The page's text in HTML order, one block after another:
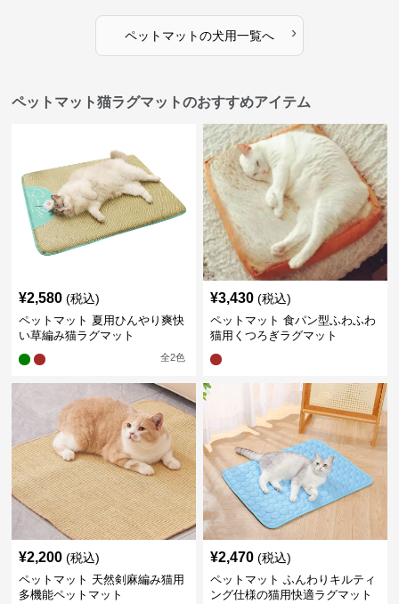
ペットマットの犬用一覧へ ›
ペットマット猫ラグマットのおすすめアイテム
¥2,580 (税込)
ペットマット 夏用ひんやり爽快
い草編み猫ラグマット
全2色
¥3,430 (税込)
ペットマット 食パン型ふわふわ
猫用くつろぎラグマット
¥2,200 (税込)
ペットマット 天然剣麻編み猫用
多機能ペットマット
¥2,470 (税込)
ペットマット ふんわりキルティ
ング仕様の猫用快適ラグマット